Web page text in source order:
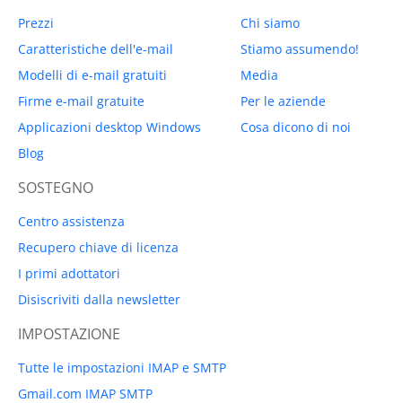
Prezzi
Caratteristiche dell'e-mail
Modelli di e-mail gratuiti
Firme e-mail gratuite
Applicazioni desktop Windows
Blog
Chi siamo
Stiamo assumendo!
Media
Per le aziende
Cosa dicono di noi
SOSTEGNO
Centro assistenza
Recupero chiave di licenza
I primi adottatori
Disiscriviti dalla newsletter
IMPOSTAZIONE
Tutte le impostazioni IMAP e SMTP
Gmail.com IMAP SMTP